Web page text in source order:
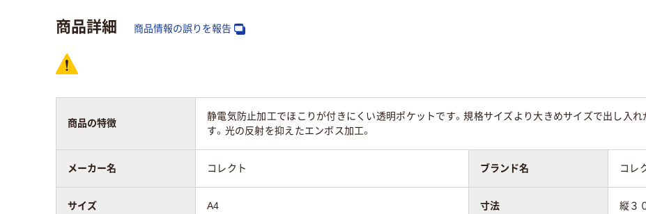
商品詳細 商品情報の誤りを報告
商品の特徴
静電気防止加工でほこりが付きにくい透明ポケットです。規格サイズより大きめサイズで出し入れ
す。光の反射を抑えたエンボス加工。
メーカー名 コレクト ブランド名 コレ
サイズ A4 寸法 縦３